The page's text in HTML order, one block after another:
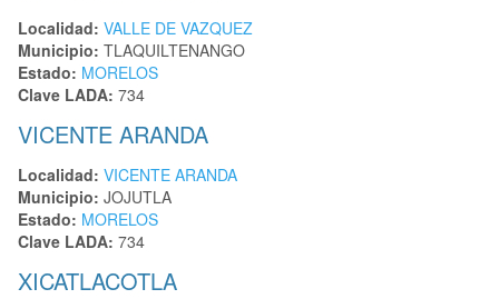
Localidad: VALLE DE VAZQUEZ
Municipio: TLAQUILTENANGO
Estado: MORELOS
Clave LADA: 734
VICENTE ARANDA
Localidad: VICENTE ARANDA
Municipio: JOJUTLA
Estado: MORELOS
Clave LADA: 734
XICATLACOTLA